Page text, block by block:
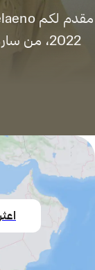
2022، من